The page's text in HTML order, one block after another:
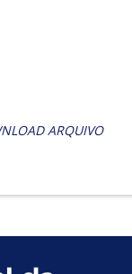
ARQUIVO